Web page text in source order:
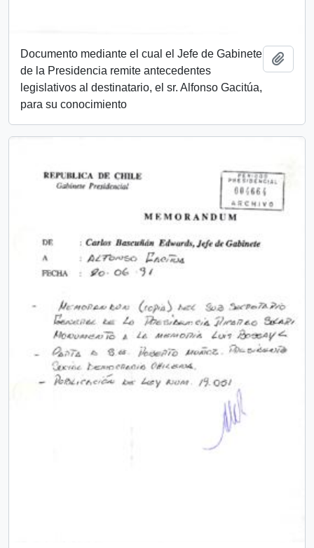
Documento mediante el cual el Jefe de Gabinete
de la Presidencia remite antecedentes
legislativos al destinatario, el sr. Alfonso Gacitúa,
para su conocimiento